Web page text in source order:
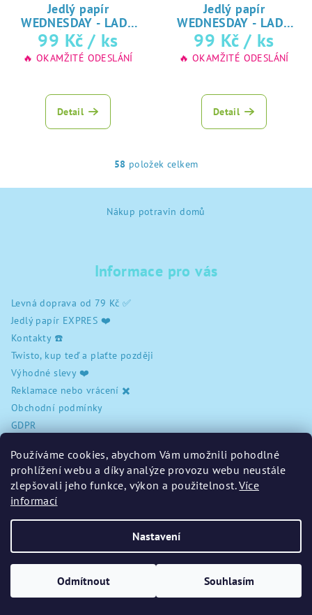
Používáme cookies, abychom Vám umožnili pohodlné
prohlížení webu a díky analýze provozu webu neustále
zlepšovali jeho funkce, výkon a použitelnost.Více
informací
Nastavení
Odmítnout Souhlasím
Jedlý papír
WEDNESDAY - LADY
GAGA★ oblíbený
tisk na jedlý
papír
99 Kč / ks
🔥 OKAMŽITÉ ODESLÁNÍ
Detail
Jedlý papír
WEDNESDAY - LADY
GAGA★ oblíbený
tisk na jedlý
papír
99 Kč / ks
🔥 OKAMŽITÉ ODESLÁNÍ
Detail
O
v
á
c
í
i
u
58 položek celkem
Nákup potravin domů
Informace pro vás
Levná doprava od 79 Kč ✅
Jedlý papír EXPRES ❤️
Kontakty ☎️
Twisto, kup teď a plaťte později
Výhodné slevy ❤️
Reklamace nebo vrácení ✖️
Obchodní podmínky
GDPR
Pohodlné online placení